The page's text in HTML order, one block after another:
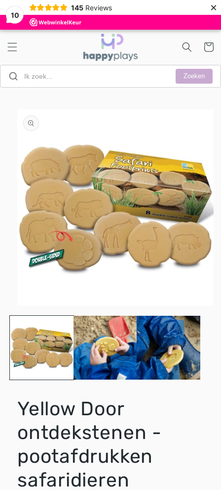
10
145 Reviews ×
Meteen
naar de
content
Zoeken
direct naar
1
in
modaal
Yellow Door
ontdekstenen -
pootafdrukken
safaridieren